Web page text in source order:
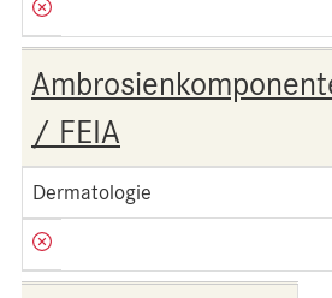
/ FEIA
Dermatologie